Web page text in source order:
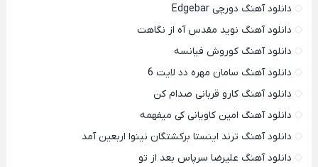
دانلود آهنگ دورچی Edgebar
دانلود آهنگ نوید مقدس آه از نگاهت
دانلود آهنگ کوروش فیانسه
دانلود آهنگ سامان مهره دد لایت 6
دانلود آهنگ کارو قربانی صدام کن
دانلود آهنگ امین کاویانی کی میفهمه
دانلود آهنگ ترند اینستا برکشتگان نینوا اربعین آمد
دانلود آهنگ علیرضا سرپاس بعد از تو